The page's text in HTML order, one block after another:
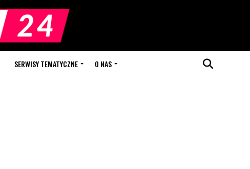
SERWISY TEMATYCZNE O NAS